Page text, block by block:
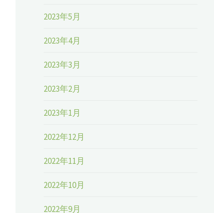
2023年5月
2023年4月
2023年3月
2023年2月
2023年1月
2022年12月
2022年11月
2022年10月
2022年9月